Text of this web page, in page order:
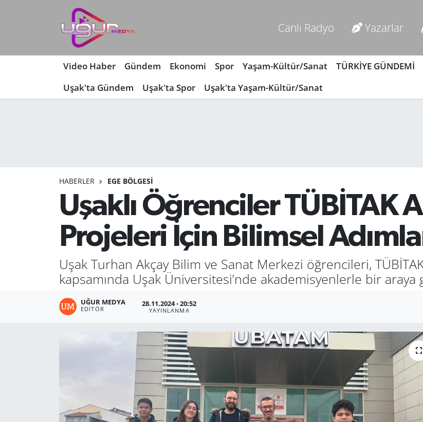
Canlı Radyo Yazarlar
Video Haber Gündem Ekonomi Spor Yaşam-Kültür/Sanat TÜRKİYE GÜNDEMİ
Uşak'ta Gündem
Uşak'ta Spor Uşak'ta Yaşam-Kültür/Sanat
HABERLER EGE BÖLGESI
Uşaklı Öğrenciler TÜBİTAK
Projeleri İçin Bilimsel
Uşak Turhan Akçay Bilim ve Sanat Merkezi öğrencileri,
kapsamında Uşak Üniversitesi’nde akademisyenlerle bir araya
UĞUR MEDYA
EDITÖR
28.11.2024 - 20:52
YAYINLANMA
Nöbetçi Eczaneler
Hava Durumu
Namaz Vakitleri
Son Dakika Haberleri
Haber Arşivi